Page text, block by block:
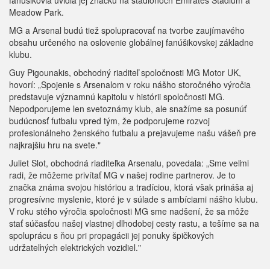
Meadow Park.
MG a Arsenal budú tiež spolupracovať na tvorbe zaujímavého
obsahu určeného na oslovenie globálnej fanúšikovskej základne
klubu.
Guy Pigounakis, obchodný riaditeľ spoločnosti MG Motor UK,
hovorí: „Spojenie s Arsenalom v roku nášho storočného výročia
predstavuje významnú kapitolu v histórii spoločnosti MG.
Nepodporujeme len svetoznámy klub, ale snažíme sa posunúť
budúcnosť futbalu vpred tým, že podporujeme rozvoj
profesionálneho ženského futbalu a prejavujeme našu vášeň pre
najkrajšiu hru na svete."
Juliet Slot, obchodná riaditeľka Arsenalu, povedala: „Sme veľmi
radi, že môžeme privítať MG v našej rodine partnerov. Je to
značka známa svojou históriou a tradíciou, ktorá však prináša aj
progresívne myslenie, ktoré je v súlade s ambíciami nášho klubu.
V roku stého výročia spoločnosti MG sme nadšení, že sa môže
stať súčasťou našej vlastnej dlhodobej cesty rastu, a tešíme sa na
spoluprácu s ňou pri propagácii jej ponuky špičkových
udržateľných elektrických vozidiel."